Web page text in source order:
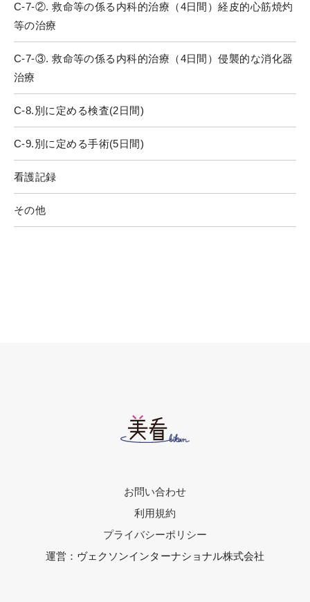
C-7-②. 救命等の係る内科的治療（4日間）経皮的心筋焼灼
等の治療
C-7-③. 救命等の係る内科的治療（4日間）侵襲的な消化器
治療
C-8.別に定める検査(2日間)
C-9.別に定める手術(5日間)
看護記録
その他
お問い合わせ
利用規約
プライバシーポリシー
運営：ヴェクソンインターナショナル株式会社